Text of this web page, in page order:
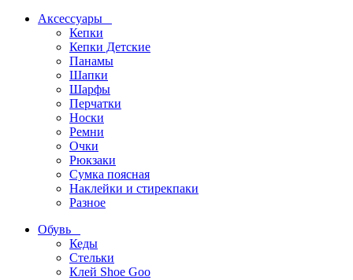
Аксессуары
Кепки
Кепки Детские
Панамы
Шапки
Шарфы
Перчатки
Носки
Ремни
Очки
Рюкзаки
Сумка поясная
Наклейки и стирекпаки
Разное
Обувь
Кеды
Стельки
Клей Shoe Goo